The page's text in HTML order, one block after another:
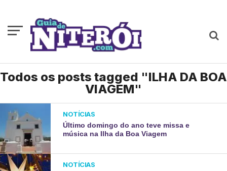
Todos os posts tagged "ILHA DA BOA
VIAGEM"
NOTÍCIAS
Último domingo do ano teve missa e
música na Ilha da Boa Viagem
NOTÍCIAS